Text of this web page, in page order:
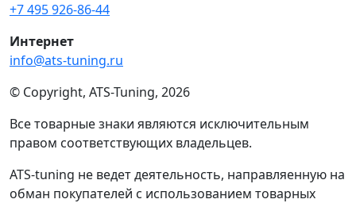
+7 495 926-86-44
Интернет
info@ats-tuning.ru
© Copyright, ATS-Tuning, 2026
Все товарные знаки являются исключительным
правом соответствующих владельцев.
ATS-tuning не ведет деятельность, направляенную на
обман покупателей с использованием товарных